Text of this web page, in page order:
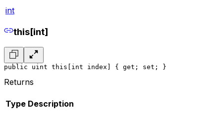
int
this[int]
public uint this[int index] { get; set; }
Returns
Type Description